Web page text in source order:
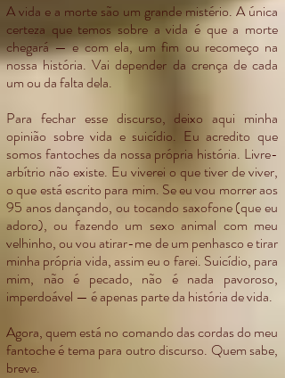
A vida e a morte são um grande mistério. A única
certeza que temos sobre a vida é que a morte
chegará — e com ela, um fim ou recomeço na
nossa história. Vai depender da crença de cada
um ou da falta dela.
Para fechar esse discurso, deixo aqui minha
opinião sobre vida e suicídio. Eu acredito que
somos fantoches da nossa própria história. Livre-
arbítrio não existe. Eu viverei o que tiver de viver,
o que está escrito para mim. Se eu vou morrer aos
95 anos dançando, ou tocando saxofone (que eu
adoro), ou fazendo um sexo animal com meu
velhinho, ou vou atirar-me de um penhasco e tirar
minha própria vida, assim eu o farei. Suicídio, para
mim, não é pecado, não é nada pavoroso,
imperdoável — é apenas parte da história de vida.
Agora, quem está no comando das cordas do meu
fantoche é tema para outro discurso. Quem sabe,
breve.